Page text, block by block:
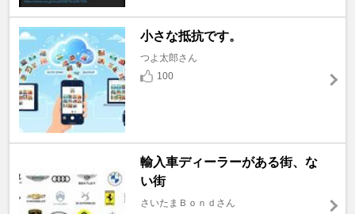
小さな抵抗です。
つよ太郎さん
100
輸入車ディーラーがある街、な
い街
さいたまＢｏｎｄさん